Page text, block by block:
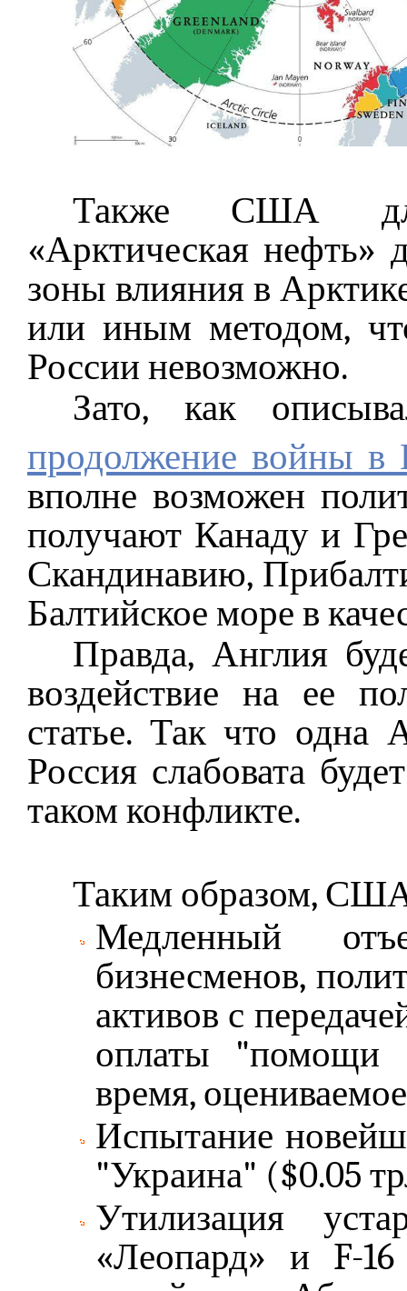
Также США для
«Арктическая нефть»
зоны влияния в
или иным методом,
России невозможно.
Зато, как
продолжение войны в
вполне возможен
получают Канаду и
Скандинавию,
Балтийское море в
Правда, Англия
воздействие на ее
статье. Так что
Россия слабовата
таком конфликте.
Таким образом,
Медленный
бизнесменов,
активов с
оплаты "помощи
время,
Испытание
"Украина" ($0.05
Утилизация
«Леопард» и F-